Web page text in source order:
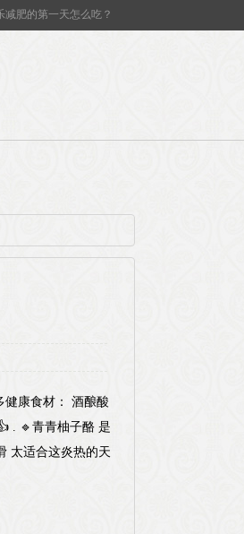
减肥的第一天怎么吃？
健康食材： 酒酿酸
. 🔹青青柚子酪 是
太适合这炎热的天